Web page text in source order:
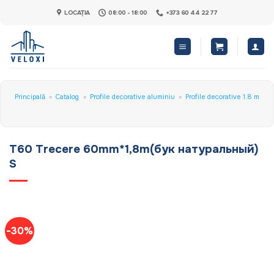
content
LOCAȚIA 08:00 - 18:00 +373 60 44 22 77
Principală » Catalog » Profile decorative aluminiu » Profile decorative 1.8 m
T60 Trecere 60mm*1,8m(бук натуральный)
S
-30%